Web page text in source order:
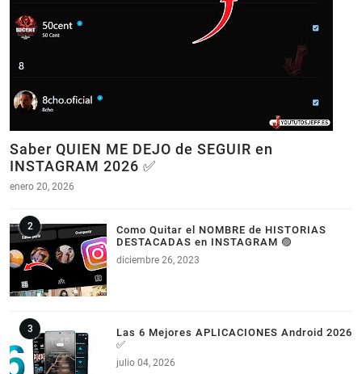
Saber QUIEN ME DEJO de SEGUIR en
INSTAGRAM 2026 ✅
enero 20, 2026
Como Quitar el NOMBRE de HISTORIAS
DESTACADAS en INSTAGRAM 🟣
diciembre 26, 2023
Las 6 Mejores APLICACIONES Android 2026
✅
julio 04, 2026